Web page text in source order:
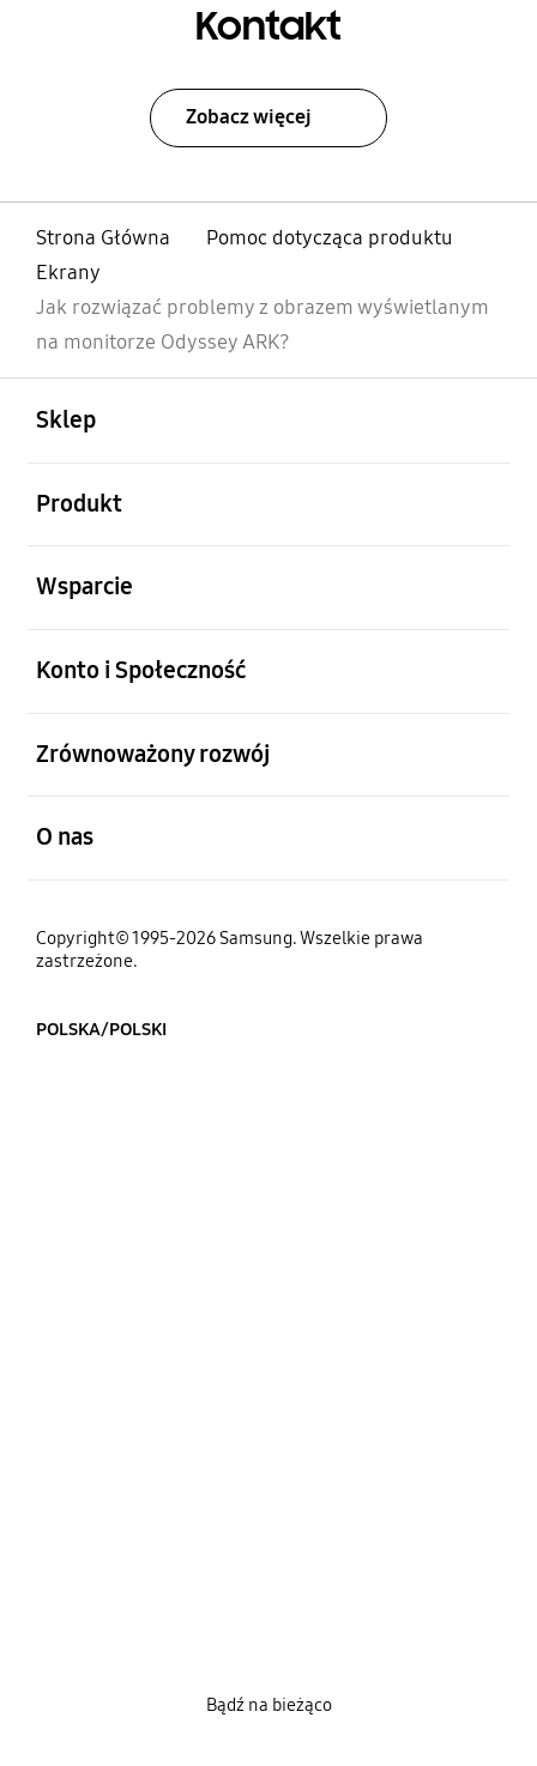
Kontakt
Zobacz więcej
Strona Główna
Pomoc dotycząca produktu
Ekrany
Jak rozwiązać problemy z obrazem wyświetlanym
na monitorze Odyssey ARK?
Sklep
Produkt
Wsparcie
Konto i Społeczność
Zrównoważony rozwój
O nas
Copyright© 1995-2026 Samsung. Wszelkie prawa
zastrzeżone.
POLSKA/POLSKI
Bądź na bieżąco